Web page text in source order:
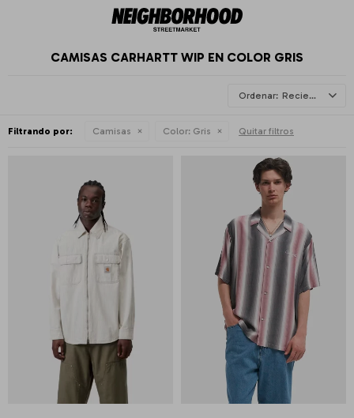
CAMISAS CARHARTT WIP EN COLOR GRIS
Recientes
Filtrando por: Camisas Color: Gris Quitar filtros